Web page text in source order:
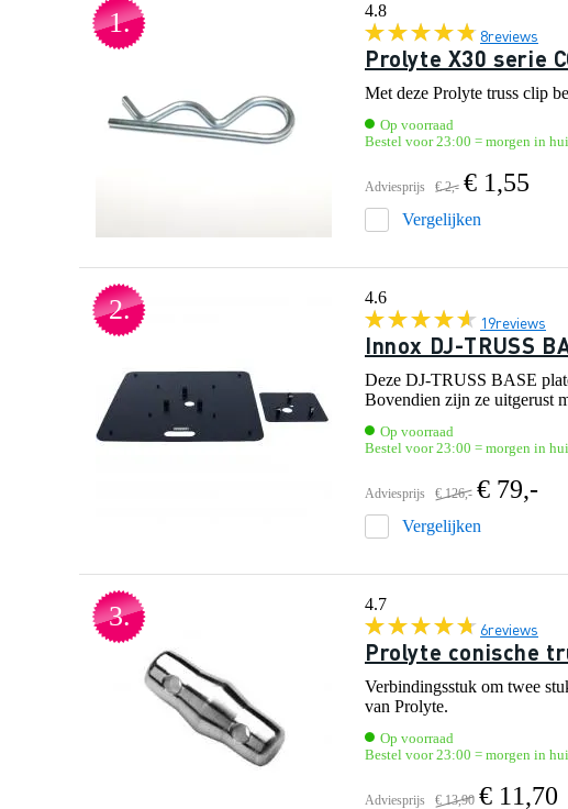
1. 4.8
8reviews
Prolyte X30 serie
Met deze Prolyte truss clip
Op voorraad
Bestel voor 23:00 = morgen in
Adviesprijs € 2,- € 1,55
Vergelijken
2. 4.6
19reviews
Innox DJ-TRUSS
Deze DJ-TRUSS BASE
Bovendien zijn ze uitgerust
Op voorraad
Bestel voor 23:00 = morgen in
Adviesprijs € 126,- € 79,-
Vergelijken
3. 4.7
6reviews
Prolyte conische
Verbindingsstuk om twee
van Prolyte.
Op voorraad
Bestel voor 23:00 = morgen in
Adviesprijs € 13,90 € 11,70